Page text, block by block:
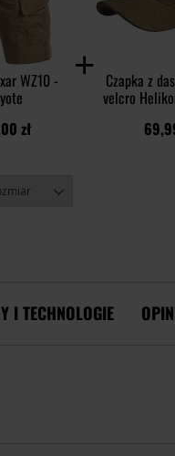
WZ10 -
zł
Czapka z
velcro
I TECHNOLOGIE